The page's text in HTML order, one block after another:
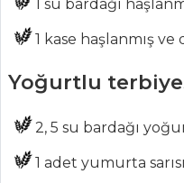
Şeflerden tavuk
dolması tarifi ve
Çok pratik ve
profiterol tarifi
Masterchef Tüm
1 su bardağı
1 kase haşlanmış
Yoğurtlu
2, 5 su bardağı
1 adet yumurta sarısı